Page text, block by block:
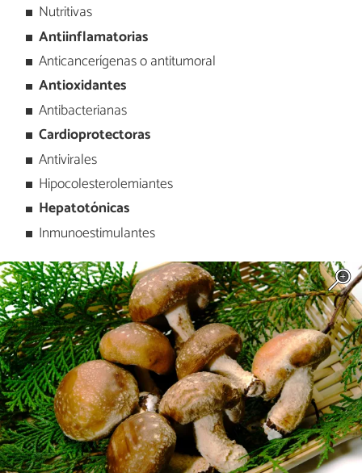
Nutritivas
Antiinflamatorias
Anticancerígenas o antitumoral
Antioxidantes
Antibacterianas
Cardioprotectoras
Antivirales
Hipocolesterolemiantes
Hepatotónicas
Inmunoestimulantes